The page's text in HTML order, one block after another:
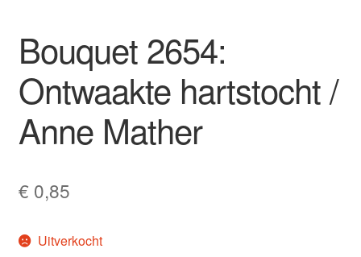
Bouquet 2654:
Ontwaakte hartstocht /
Anne Mather
€ 0,85
Uitverkocht